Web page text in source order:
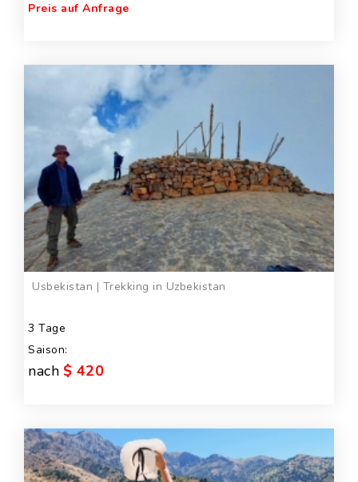
Preis auf Anfrage
Usbekistan | Trekking in Uzbekistan
3 Tage
Saison:
nach $ 420